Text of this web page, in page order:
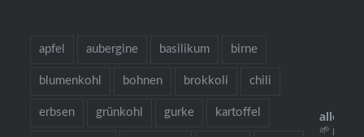
apfel aubergine basilikum birne
blumenkohl bohnen brokkoli chili
erbsen grünkohl gurke kartoffel
🌱 grow